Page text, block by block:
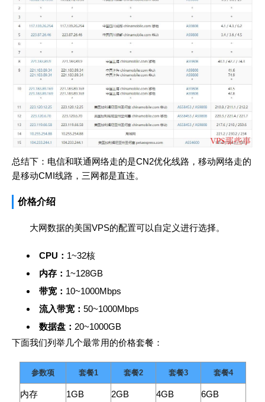
总结下：电信和联通网络走的是CN2优化线路，移动网络走的
是移动CMI线路，三网都是直连。
价格介绍
大网数据的美国VPS的配置可以自定义进行选择。
CPU： 1~32核
内存： 1~128GB
带宽： 10~1000Mbps
流入带宽： 50~1000Mbps
数据盘： 20~1000GB
下面我们列举几个最常用的价格套餐：
参数项 套餐1 套餐2 套餐3 套餐4
内存 1GB 2GB 4GB 6GB